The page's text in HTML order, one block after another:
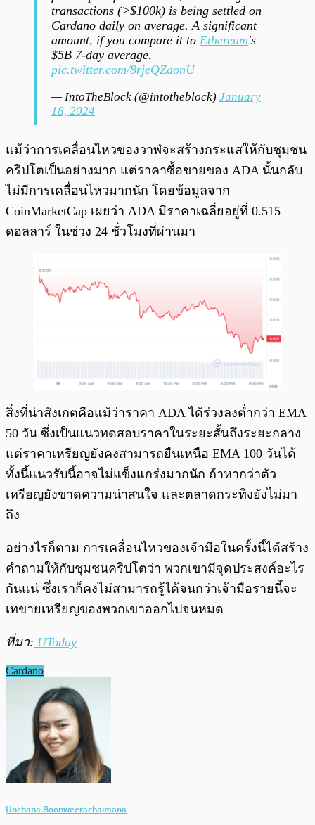
transactions (>$100k) is being settled on
Cardano daily on average. A significant
amount, if you compare it to Ethereum's
$5B 7-day average.
pic.twitter.com/8rjeQZaonU
— IntoTheBlock (@intotheblock) January
18, 2024
แม้ว่าการเคลื่อนไหวของวาฬจะสร้างกระแสให้กับชุมชน
คริปโตเป็นอย่างมาก แต่ราคาซื้อขายของ ADA นั้นกลับ
ไม่มีการเคลื่อนไหวมากนัก โดยข้อมูลจาก
CoinMarketCap เผยว่า ADA มีราคาเฉลี่ยอยู่ที่ 0.515
ดอลลาร์ ในช่วง 24 ชั่วโมงที่ผ่านมา
สิ่งที่น่าสังเกตคือแม้ว่าราคา ADA ได้ร่วงลงต่ำกว่า EMA
50 วัน ซึ่งเป็นแนวทดสอบราคาในระยะสั้นถึงระยะกลาง
แต่ราคาเหรียญยังคงสามารถยืนเหนือ EMA 100 วันได้
ทั้งนี้แนวรับนี้อาจไม่แข็งแกร่งมากนัก ถ้าหากว่าตัว
เหรียญยังขาดความน่าสนใจ และตลาดกระทิงยังไม่มา
ถึง
อย่างไรก็ตาม การเคลื่อนไหวของเจ้ามือในครั้งนี้ได้สร้าง
คำถามให้กับชุมชนคริปโตว่า พวกเขามีจุดประสงค์อะไร
กันแน่ ซึ่งเราก็คงไม่สามารถรู้ได้จนกว่าเจ้ามือรายนี้จะ
เทขายเหรียญของพวกเขาออกไปจนหมด
ที่มา: UToday
Cardano
Unchana Boonweerachaimana